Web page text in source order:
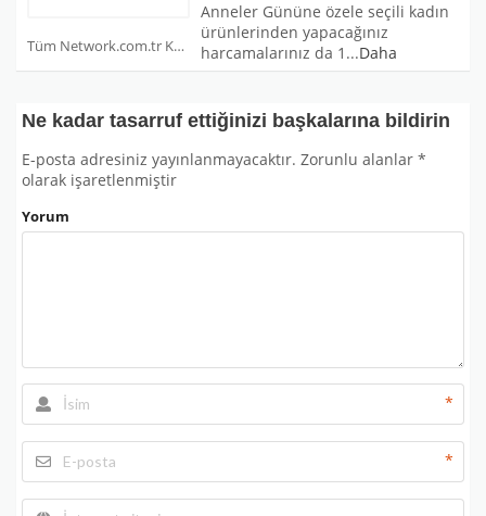
Tüm Network.com.tr Kuponları
Anneler Gününe özele seçili kadın
ürünlerinden yapacağınız
harcamalarınız da 1 ...Daha
Ne kadar tasarruf ettiğinizi başkalarına bildirin
E-posta adresiniz yayınlanmayacaktır. Zorunlu alanlar *
olarak işaretlenmiştir
Yorum
*
*